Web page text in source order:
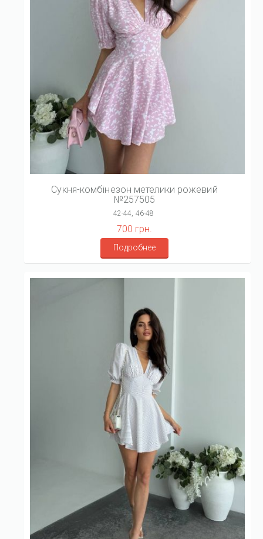
Сукня-комбінезон метелики рожевий
№257505
42-44, 46-48
700 грн.
Подробнее